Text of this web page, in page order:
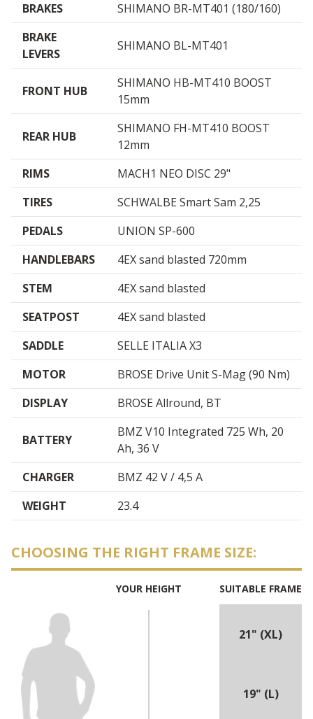
BRAKES
SHIMANO BR-MT401 (180/160)
BRAKE
LEVERS
SHIMANO BL-MT401
FRONT HUB
SHIMANO HB-MT410 BOOST
15mm
REAR HUB
SHIMANO FH-MT410 BOOST
12mm
RIMS
MACH1 NEO DISC 29"
TIRES
SCHWALBE Smart Sam 2,25
PEDALS
UNION SP-600
HANDLEBARS
4EX sand blasted 720mm
STEM
4EX sand blasted
SEATPOST
4EX sand blasted
SADDLE
SELLE ITALIA X3
MOTOR
BROSE Drive Unit S-Mag (90 Nm)
DISPLAY
BROSE Allround, BT
BATTERY
BMZ V10 Integrated 725 Wh, 20
Ah, 36 V
CHARGER
BMZ 42 V / 4,5 A
WEIGHT
23.4
CHOOSING THE RIGHT FRAME SIZE:
YOUR HEIGHT SUITABLE FRAME
21" (XL)
19" (L)